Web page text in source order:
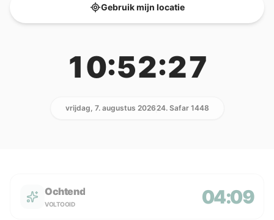
Gebruik mijn locatie
10:52:27
vrijdag, 7. augustus 202624. Safar 1448
Ochtend
VOLTOOID 04:09